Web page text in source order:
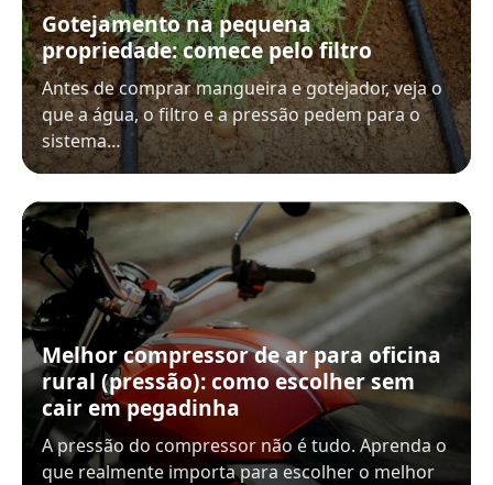
Gotejamento na pequena
propriedade: comece pelo filtro
Antes de comprar mangueira e gotejador, veja o
que a água, o filtro e a pressão pedem para o
sistema…
Melhor compressor de ar para oficina
rural (pressão): como escolher sem
cair em pegadinha
A pressão do compressor não é tudo. Aprenda o
que realmente importa para escolher o melhor